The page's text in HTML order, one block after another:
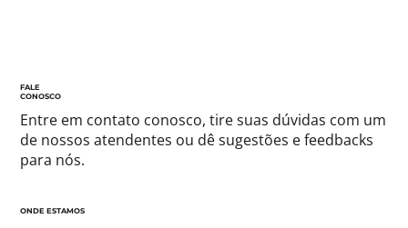
Entre em contato conosco, tire suas dúvidas com um
de nossos atendentes ou dê sugestões e feedbacks
para nós.
FALE
CONOSCO
ONDE ESTAMOS